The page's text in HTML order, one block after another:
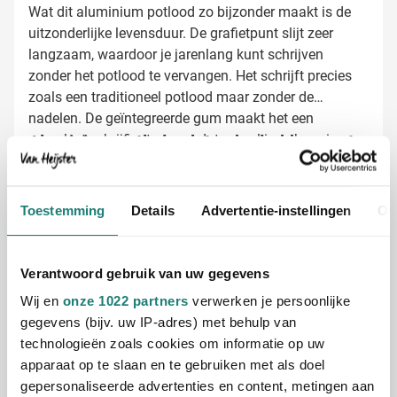
Toestemming Details Advertentie-instellingen
Verantwoord gebruik van uw gegevens
Wij en onze 1022 partners verwerken je persoonlijke
gegevens (bijv. uw IP-adres) met behulp van
technologieën zoals cookies om informatie op uw
apparaat op te slaan en te gebruiken met als doel
gepersonaliseerde advertenties en content, metingen aan
Wat dit aluminium potlood zo bijzonder maakt is de
uitzonderlijke levensduur. De grafietpunt slijt zeer
langzaam, waardoor je jarenlang kunt schrijven
zonder het potlood te vervangen. Het schrijft precies
zoals een traditioneel potlood maar zonder de
nadelen. De geïntegreerde gum maakt het een
compleet schrijfinstrument dat overal inzetbaar is.
Aluminium potloden laten bedrukken met
jouw logo
jouw potloden echte blikvangers. De keuze is aan jou:
Met je bedrijfslogo in full color
Het gladde aluminium oppervlak zorgt voor een
strakke, professionele bedrukking die lang mooi blijft.
Zo heb je een relatiegeschenk dat elke dag opnieuw
onder de aandacht komt.